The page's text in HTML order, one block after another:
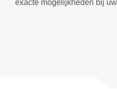
exacte mogelijkheden bij